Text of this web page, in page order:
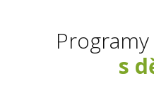
Programy
s